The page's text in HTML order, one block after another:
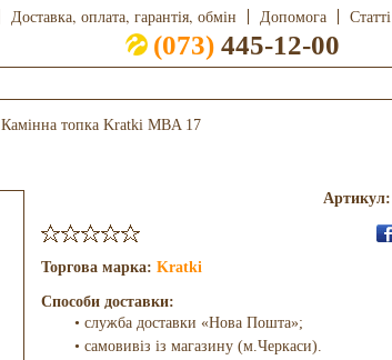
Доставка, оплата, гарантія, обмін Допомога Статті
(073) 445-12-00
Камінна топка Kratki MBA 17
Артикул:
Торгова марка: Kratki
Способи доставки:
• служба доставки «Нова Пошта»;
• самовивіз із магазину (м.Черкаси).